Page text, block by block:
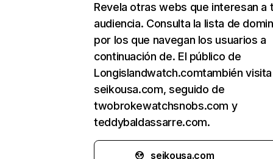
Revela otras webs que interesan a
audiencia. Consulta la lista de
por los que navegan los usuarios a
continuación de. El público de
Longislandwatch.comtambién visita
seikousa.com, seguido de
twobrokewatchsnobs.com y
teddybaldassarre.com.
seikousa.com